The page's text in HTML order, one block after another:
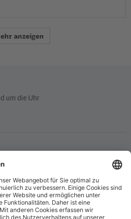
anzeigen
um die Uhr
Hilfestellungen für unterwegs